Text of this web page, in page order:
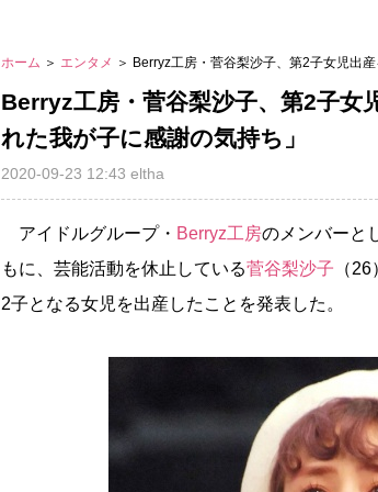
ホーム ＞ エンタメ ＞ Berryz工房・菅谷梨沙子、第2子女児出
Berryz工房・菅谷梨沙子、第2子女
れた我が子に感謝の気持ち」
2020-09-23 12:43 eltha
アイドルグループ・ Berryz工房のメンバーと
もに、芸能活動を休止している菅谷梨沙子 （
2子となる女児を出産したことを発表した。